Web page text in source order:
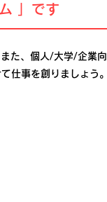
」です
た、個人/大学/企業向
仕事を創りましょう。